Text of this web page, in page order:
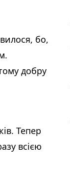
бо,
добру
Тепер
всією